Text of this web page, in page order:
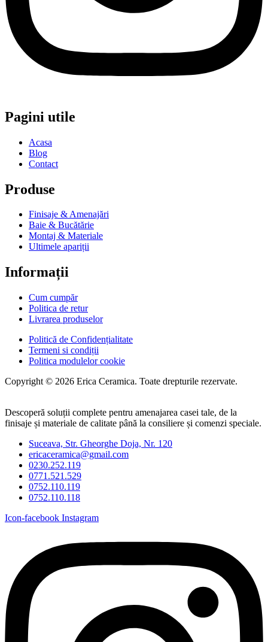
Pagini utile
Acasa
Blog
Contact
Produse
Finisaje & Amenajări
Baie & Bucătărie
Montaj & Materiale
Ultimele apariții
Informații
Cum cumpăr
Politica de retur
Livrarea produselor
Politică de Confidențialitate
Termeni si condiții
Politica modulelor cookie
Copyright © 2026 Erica Ceramica. Toate drepturile rezervate.
Descoperă soluții complete pentru amenajarea casei tale, de la
finisaje și materiale de calitate până la consiliere și comenzi speciale.
Suceava, Str. Gheorghe Doja, Nr. 120
ericaceramica@gmail.com
0230.252.119
0771.521.529
0752.110.119
0752.110.118
Icon-facebook Instagram